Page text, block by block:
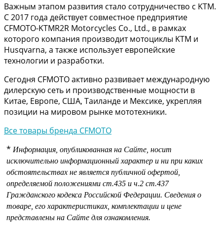
Важным этапом развития стало сотрудничество с KTM.
С 2017 года действует совместное предприятие
CFMOTO-KTMR2R Motorcycles Co., Ltd., в рамках
которого компания производит мотоциклы KTM и
Husqvarna, а также использует европейские
технологии и разработки.
Сегодня CFMOTO активно развивает международную
дилерскую сеть и производственные мощности в
Китае, Европе, США, Таиланде и Мексике, укрепляя
позиции на мировом рынке мототехники.
Все товары бренда CFMOTO
* Информация, опубликованная на Сайте, носит
исключительно информационный характер и ни при каких
обстоятельствах не является публичной офертой,
определяемой положениями ст.435 и ч.2 ст.437
Гражданского кодекса Российской Федерации. Сведения о
товаре, его характеристиках, комплектации и цене
представлены на Сайте для ознакомления.